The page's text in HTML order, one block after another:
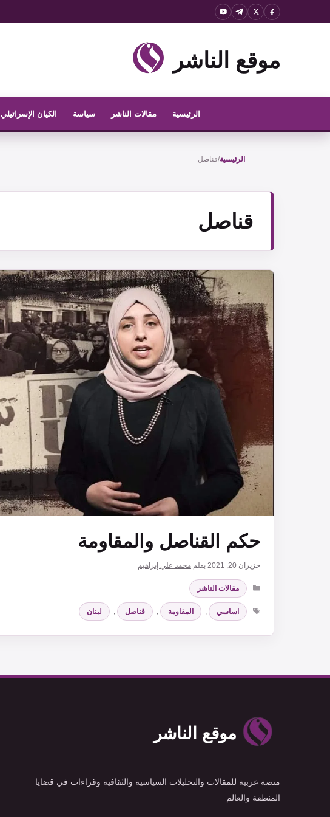
موقع الناشر
الرئيسية مقالات الناشر سياسة الكيان الإسرائيلي
الرئيسية/قناصل
قناصل
حكم القناصل والمقاومة
حزيران 20, 2021 بقلم محمد علي إبراهيم
التصنيفات
مقالات الناشر
الوسوم
اساسي المقاومة قناصل لبنان
موقع الناشر
منصة عربية للمقالات والتحليلات السياسية والثقافية وقراءات في قضايا
المنطقة والعالم